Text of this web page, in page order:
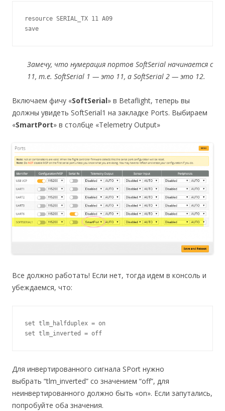
resource SERIAL_TX 11 A09
save
Замечу, что нумерация портов SoftSerial начинается с
11, т.е. SoftSerial 1 — это 11, а SoftSerial 2 — это 12.
Включаем фичу «SoftSerial» в Betaflight, теперь вы
должны увидеть SoftSerial1 на закладке Ports. Выбираем
«SmartPort» в столбце «Telemetry Output»
Все должно работать! Если нет, тогда идем в консоль и
убеждаемся, что:
set tlm_halfduplex = on
set tlm_inverted = off
Для инвертированного сигнала SPort нужно
выбрать “tlm_inverted” со значением “off”, для
неинвертированного должно быть «on». Если запутались,
попробуйте оба значения.